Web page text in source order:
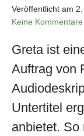
Veröffentlicht am
Keine Kommentare
Greta ist
Auftrag von
Untertitel
anbietet. So